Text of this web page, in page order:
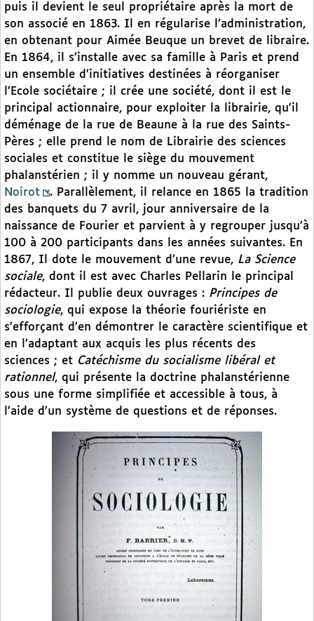
puis il devient le seul propriétaire après la mort de
son associé en 1863. Il en régularise l’administration,
en obtenant pour Aimée Beuque un brevet de libraire.
En 1864, il s’installe avec sa famille à Paris et prend
un ensemble d’initiatives destinées à réorganiser
l’Ecole sociétaire ; il crée une société, dont il est le
principal actionnaire, pour exploiter la librairie, qu’il
déménage de la rue de Beaune à la rue des Saints-
Pères ; elle prend le nom de Librairie des sciences
sociales et constitue le siège du mouvement
phalanstérien ; il y nomme un nouveau gérant,
Noirot
. Parallèlement, il relance en 1865 la tradition
des banquets du 7 avril, jour anniversaire de la
naissance de Fourier et parvient à y regrouper jusqu’à
100 à 200 participants dans les années suivantes. En
1867, Il dote le mouvement d’une revue, La Science
sociale, dont il est avec Charles Pellarin le principal
rédacteur. Il publie deux ouvrages : Principes de
sociologie, qui expose la théorie fouriériste en
s’efforçant d’en démontrer le caractère scientifique et
en l’adaptant aux acquis les plus récents des
sciences ; et Catéchisme du socialisme libéral et
rationnel, qui présente la doctrine phalanstérienne
sous une forme simplifiée et accessible à tous, à
l’aide d’un système de questions et de réponses.